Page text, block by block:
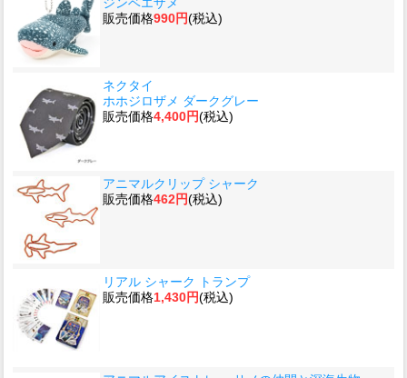
販売価格990円(税込)
ネクタイ
ホホジロザメ ダークグレー
販売価格4,400円(税込)
アニマルクリップ シャーク
販売価格462円(税込)
リアル シャーク トランプ
販売価格1,430円(税込)